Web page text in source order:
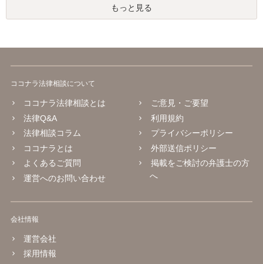
もっと見る
ココナラ法律相談について
ココナラ法律相談とは
法律Q&A
法律相談コラム
ココナラとは
よくあるご質問
運営へのお問い合わせ
ご意見・ご要望
利用規約
プライバシーポリシー
外部送信ポリシー
掲載をご検討の弁護士の方
へ
会社情報
運営会社
採用情報